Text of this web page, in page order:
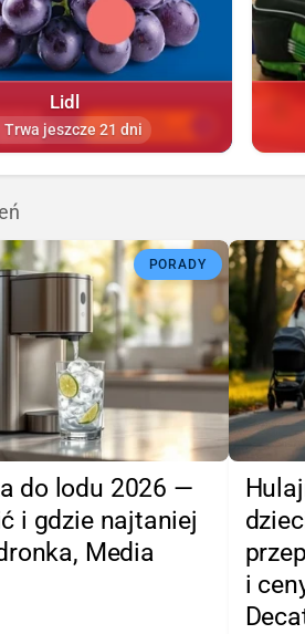
Lidl
Trwa jeszcze 21 dni
PORADY
do lodu 2026 —
i gdzie najtaniej
Media
i